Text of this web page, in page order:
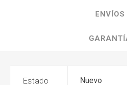
ENVÍOS
Estado Nuevo